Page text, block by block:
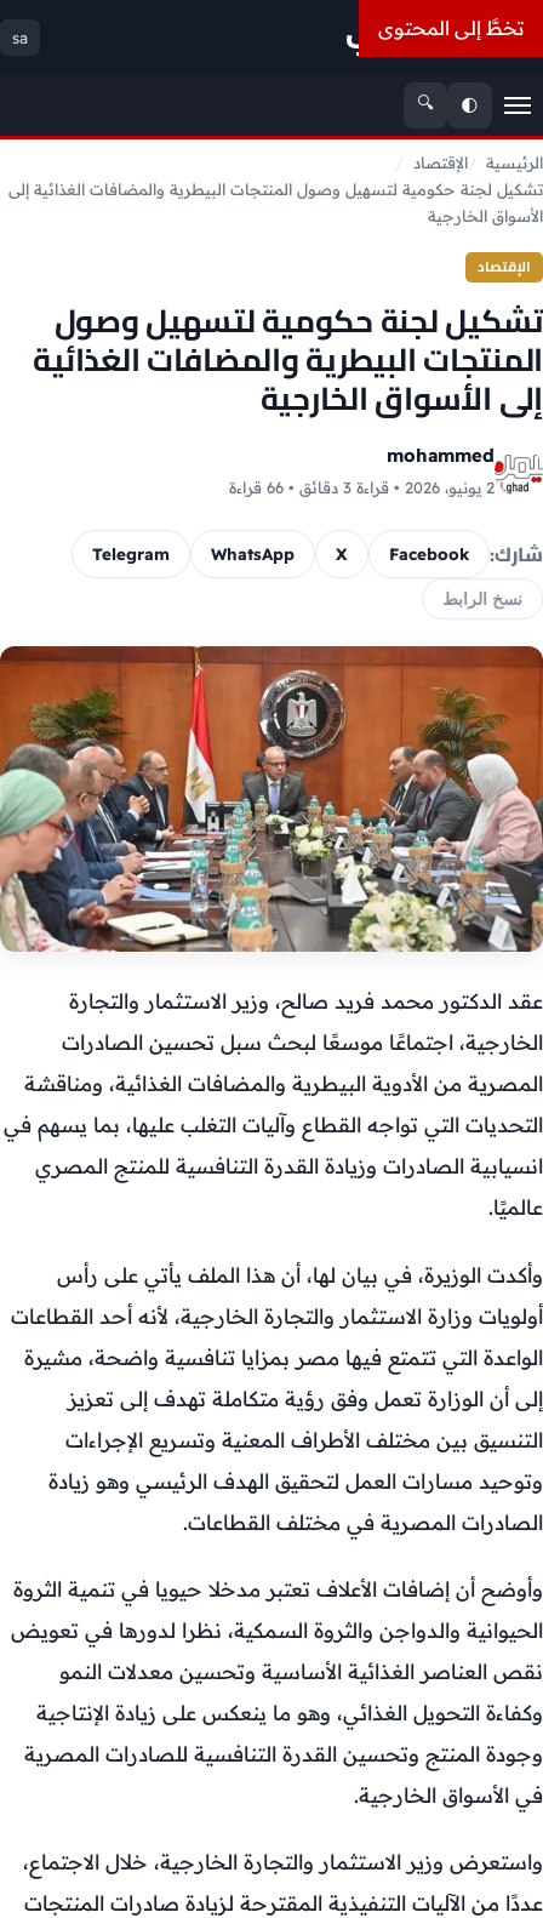
تخطَّ إلى المحتوى
أسعار الذهب sa
القائمة🌓
🔍
الرئيسية
الإقتصاد
تشكيل لجنة حكومية لتسهيل وصول المنتجات البيطرية والمضافات الغذائية إلى
الأسواق الخارجية
الإقتصاد
تشكيل لجنة حكومية لتسهيل وصول
المنتجات البيطرية والمضافات الغذائية
إلى الأسواق الخارجية
mohammed
2 يونيو، 2026 • قراءة 3 دقائق • 66 قراءة
شارك: Facebook
X
WhatsApp
Telegram
نسخ الرابط
عقد الدكتور محمد فريد صالح، وزير الاستثمار والتجارة
الخارجية، اجتماعًا موسعًا لبحث سبل تحسين الصادرات
المصرية من الأدوية البيطرية والمضافات الغذائية، ومناقشة
التحديات التي تواجه القطاع وآليات التغلب عليها، بما يسهم في
انسيابية الصادرات وزيادة القدرة التنافسية للمنتج المصري
عالميًا.
وأكدت الوزيرة، في بيان لها، أن هذا الملف يأتي على رأس
أولويات وزارة الاستثمار والتجارة الخارجية، لأنه أحد القطاعات
الواعدة التي تتمتع فيها مصر بمزايا تنافسية واضحة، مشيرة
إلى أن الوزارة تعمل وفق رؤية متكاملة تهدف إلى تعزيز
التنسيق بين مختلف الأطراف المعنية وتسريع الإجراءات
وتوحيد مسارات العمل لتحقيق الهدف الرئيسي وهو زيادة
الصادرات المصرية في مختلف القطاعات.
وأوضح أن إضافات الأعلاف تعتبر مدخلا حيويا في تنمية الثروة
الحيوانية والدواجن والثروة السمكية، نظرا لدورها في تعويض
نقص العناصر الغذائية الأساسية وتحسين معدلات النمو
وكفاءة التحويل الغذائي، وهو ما ينعكس على زيادة الإنتاجية
وجودة المنتج وتحسين القدرة التنافسية للصادرات المصرية
في الأسواق الخارجية.
واستعرض وزير الاستثمار والتجارة الخارجية، خلال الاجتماع،
عددًا من الآليات التنفيذية المقترحة لزيادة صادرات المنتجات